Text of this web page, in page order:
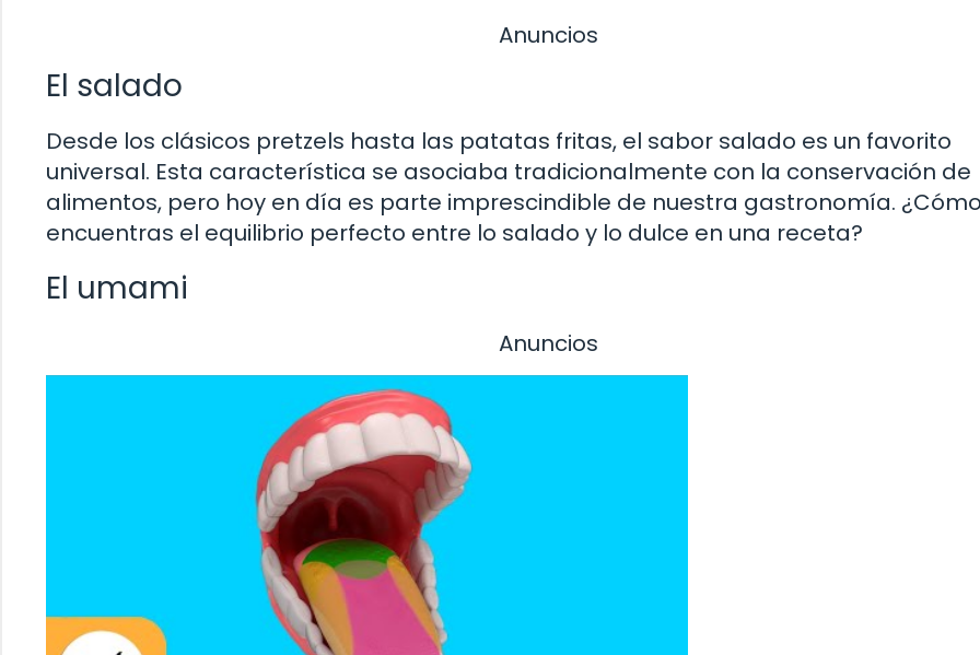
Anuncios
El salado
Desde los clásicos pretzels hasta las patatas fritas, el sabor salado es un favorito
universal. Esta característica se asociaba tradicionalmente con la conservación de
alimentos, pero hoy en día es parte imprescindible de nuestra gastronomía. ¿Cómo
encuentras el equilibrio perfecto entre lo salado y lo dulce en una receta?
El umami
Anuncios